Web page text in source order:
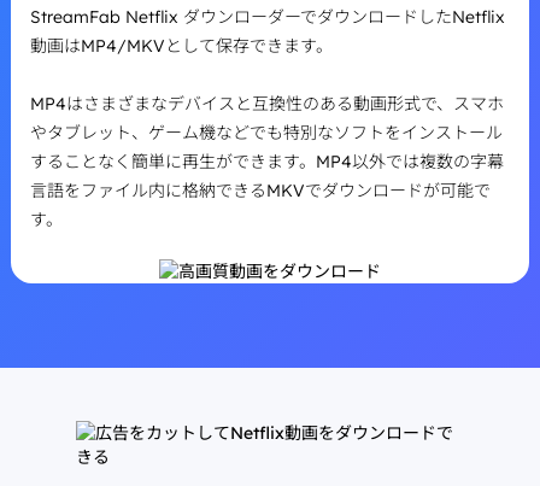
StreamFab Netflix ダウンローダーでダウンロードしたNetflix
動画はMP4/MKVとして保存できます。
MP4はさまざまなデバイスと互換性のある動画形式で、スマホ
やタブレット、ゲーム機などでも特別なソフトをインストール
することなく簡単に再生ができます。MP4以外では複数の字幕
言語をファイル内に格納できるMKVでダウンロードが可能で
す。